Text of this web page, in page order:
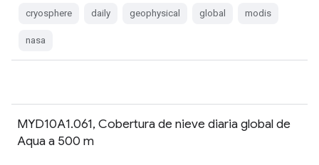
cryosphere daily geophysical global modis
nasa
MYD10A1.061, Cobertura de nieve diaria global de
Aqua a 500 m